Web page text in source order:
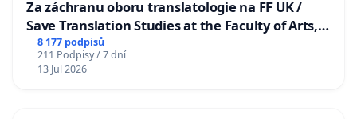
Za záchranu oboru translatologie na FF UK /
Save Translation Studies at the Faculty of Arts,
Charles University
8 177 podpisů
211 Podpisy / 7 dní
13 Jul 2026